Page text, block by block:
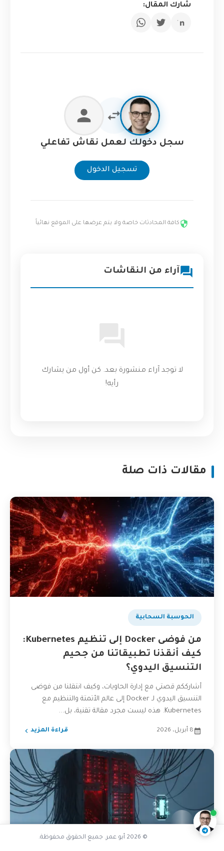
شارك المقال:
سجل دخولك لعمل نقاش تفاعلي
تسجيل الدخول
كافة المحادثات خاصة ولا يتم عرضها على الموقع نهائياً
آراء من النقاشات
لا توجد آراء منشورة بعد. كن أول من يشارك
رأيه!
مقالات ذات صلة
الحوسبة السحابية
من فوضى Docker إلى تنظيم Kubernetes:
كيف أنقذنا تطبيقاتنا من جحيم
التنسيق اليدوي؟
أشارككم قصتي مع إدارة الحاويات، وكيف انتقلنا من فوضى
التنسيق اليدوي لـ Docker إلى عالم الأتمتة والتنظيم مع
Kubernetes. هذه ليست مجرد مقالة تقنية، بل...
8 أبريل، 2026 قراءة المزيد
ما هي الحوسبة بدون خوادم أصلا
ناقشنا على تليجرام @AbuOmarTech_bot
© 2026 أبو عمر. جميع الحقوق محفوظة.